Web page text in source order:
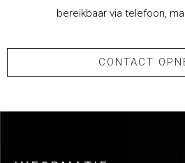
bereikbaar via telefoon,
CONTACT